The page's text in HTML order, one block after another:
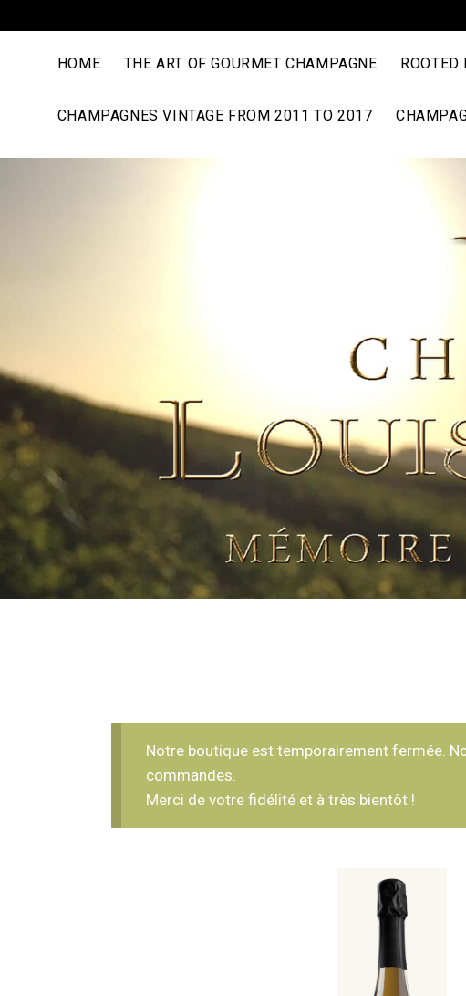
HOME THE ART OF GOURMET CHAMPAGNE
CHAMPAGNES VINTAGE FROM 2011 TO 2017
Notre boutique est temporairement fermée.
commandes.
Merci de votre fidélité et à très bientôt !